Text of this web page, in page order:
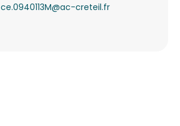
ce.0940113M@ac-creteil.fr